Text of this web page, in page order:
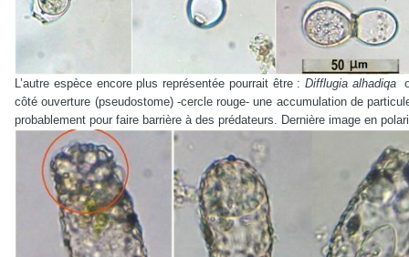
L’autre espèce encore plus représentée pourrait être : Difflugia alhadiqa
côté ouverture (pseudostome) -cercle rouge- une accumulation de
probablement pour faire barrière à des prédateurs. Dernière image en